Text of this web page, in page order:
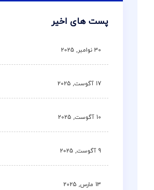
پست های اخیر
30 نوامبر, 2025
17 آگوست, 2025
10 آگوست, 2025
9 آگوست, 2025
13 مارس, 2025